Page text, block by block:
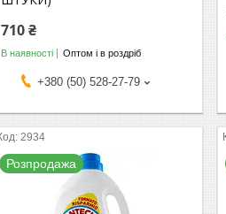
710 ₴
В наявності Оптом і в роздріб
+380 (50) 528-27-79
2934
Розпродажа